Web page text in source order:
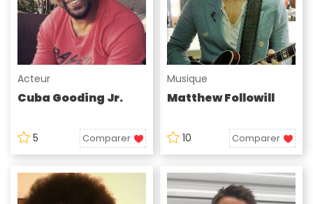
Acteur
Cuba Gooding Jr.
5 Comparer
Musique
Matthew Followill
10 Comparer